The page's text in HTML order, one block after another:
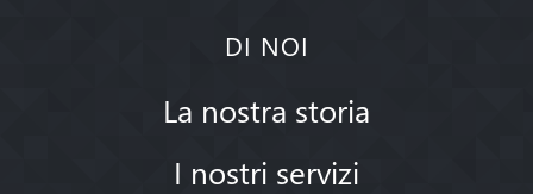
DI NOI
La nostra storia
I nostri servizi